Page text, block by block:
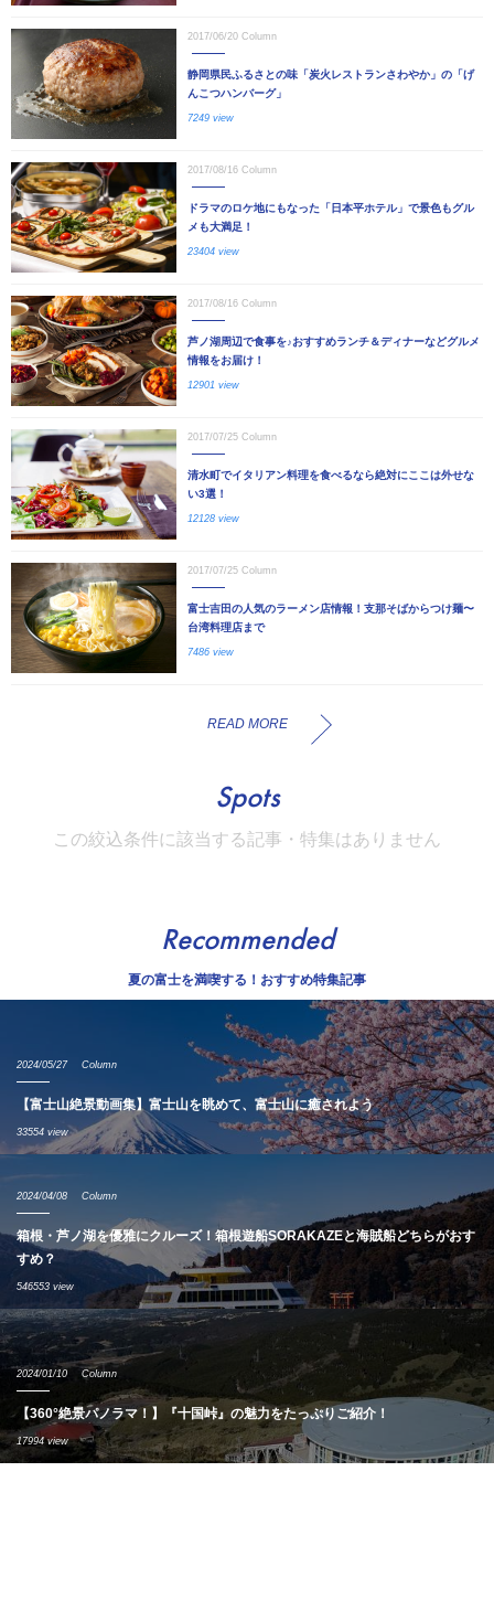
2017/06/20 Column
静岡県民ふるさとの味「炭火レストランさわやか」の「げ
んこつハンバーグ」
7249 view
2017/08/16 Column
ドラマのロケ地にもなった「日本平ホテル」で景色もグル
メも大満足！
23404 view
2017/08/16 Column
芦ノ湖周辺で食事を♪おすすめランチ＆ディナーなどグルメ
情報をお届け！
12901 view
2017/07/25 Column
清水町でイタリアン料理を食べるなら絶対にここは外せな
い3選！
12128 view
2017/07/25 Column
富士吉田の人気のラーメン店情報！支那そばからつけ麺〜
台湾料理店まで
7486 view
READ MORE
Spots
この絞込条件に該当する記事・特集はありません
Recommended
夏の富士を満喫する！おすすめ特集記事
2024/05/27 Column
【富士山絶景動画集】富士山を眺めて、富士山に癒されよう
33554 view
2024/04/08 Column
箱根・芦ノ湖を優雅にクルーズ！箱根遊船SORAKAZEと海賊船どちらがおす
すめ？
546553 view
2024/01/10 Column
【360°絶景パノラマ！】『十国峠』の魅力をたっぷりご紹介！
17994 view